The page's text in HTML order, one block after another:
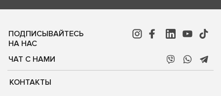
ПОДПИСЫВАЙТЕСЬ
НА НАС
ЧАТ С НАМИ
КОНТАКТЫ